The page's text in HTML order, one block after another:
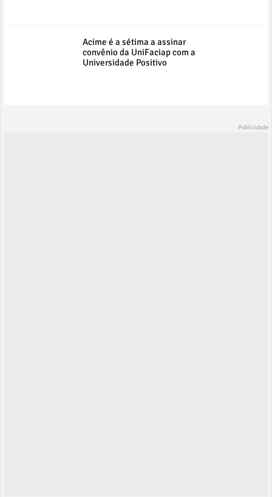
Acime é a sétima a assinar
convênio da UniFaciap com a
Universidade Positivo